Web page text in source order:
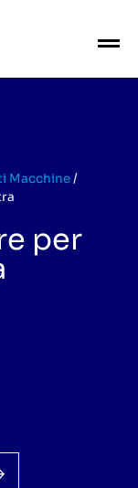
Macchine/
per